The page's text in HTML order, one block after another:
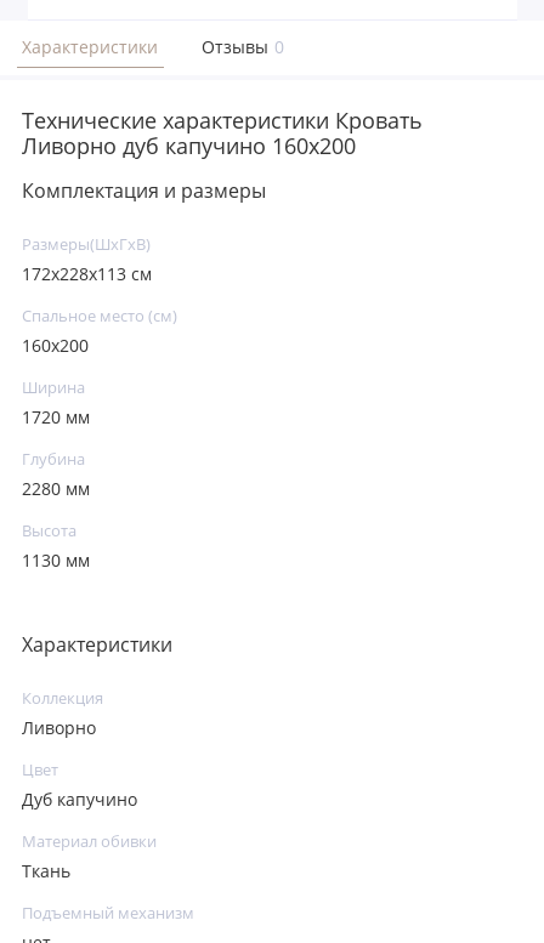
Характеристики Отзывы 0
Технические характеристики Кровать
Ливорно дуб капучино 160x200
Комплектация и размеры
Размеры(ШxГxВ)
172х228х113 см
Спальное место (см)
160х200
Ширина
1720 мм
Глубина
2280 мм
Высота
1130 мм
Характеристики
Коллекция
Ливорно
Цвет
Дуб капучино
Материал обивки
Ткань
Подъемный механизм